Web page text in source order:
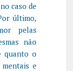
caso de
último,
pelas
não
quanto o
e